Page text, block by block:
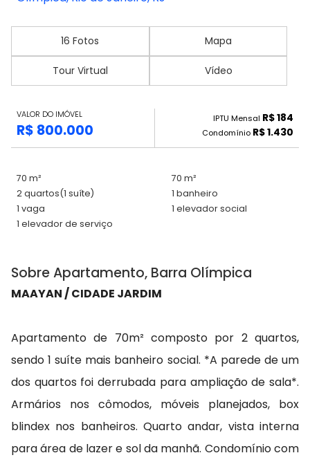
16 Fotos Mapa
Tour Virtual Vídeo
VALOR DO IMÓVEL
R$ 800.000
IPTU Mensal R$ 184
Condomínio R$ 1.430
70 m²
70 m²
2 quartos(1 suíte)
1 banheiro
1 vaga
1 elevador social
1 elevador de serviço
Sobre Apartamento, Barra Olímpica
MAAYAN / CIDADE JARDIM
Apartamento de 70m² composto por 2 quartos,
sendo 1 suíte mais banheiro social. *A parede de um
dos quartos foi derrubada para ampliação de sala*.
Armários nos cômodos, móveis planejados, box
blindex nos banheiros. Quarto andar, vista interna
para área de lazer e sol da manhã. Condomínio com